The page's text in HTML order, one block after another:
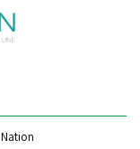
Nation